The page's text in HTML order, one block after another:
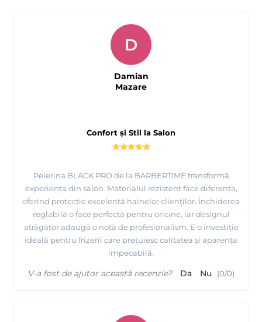
Confort și Stil la Salon
Pelerina BLACK PRO de la BARBERTIME transformă
experiența din salon. Materialul rezistent face diferența,
oferind protecție excelentă hainelor clienților. Închiderea
reglabilă o face perfectă pentru oricine, iar designul
atrăgător adaugă o notă de profesionalism. E o investiție
ideală pentru frizerii care prețuiesc calitatea și aparența
impecabilă.
D
Damian
Mazare
V-a fost de ajutor această recenzie? Da Nu (0/0)